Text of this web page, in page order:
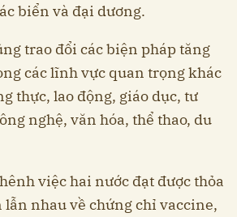
biển và đại dương.
trao đổi các biện pháp tăng
các lĩnh vực quan trọng khác
thực, lao động, giáo dục, tư
nghệ, văn hóa, thể thao, du
việc hai nước đạt được thỏa
nhau về chứng chỉ vaccine,